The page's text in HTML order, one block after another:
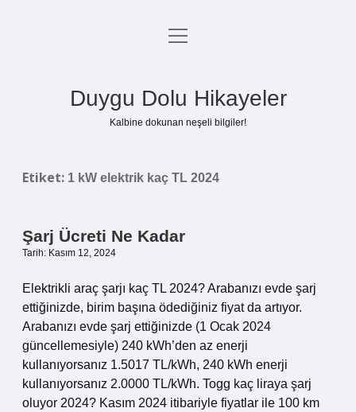
Anasayfa
menüyü
Duygu Dolu Hikayeler
Kalbine dokunan neşeli bilgiler!
Etiket: 1 kW elektrik kaç TL 2024
Şarj Ücreti Ne Kadar
Tarih: Kasım 12, 2024
Elektrikli araç şarjı kaç TL 2024? Arabanızı evde şarj
ettiğinizde, birim başına ödediğiniz fiyat da artıyor.
Arabanızı evde şarj ettiğinizde (1 Ocak 2024
güncellemesiyle) 240 kWh’den az enerji
kullanıyorsanız 1.5017 TL/kWh, 240 kWh enerji
kullanıyorsanız 2.0000 TL/kWh. Togg kaç liraya şarj
oluyor 2024? Kasım 2024 itibariyle fiyatlar ile 100 km